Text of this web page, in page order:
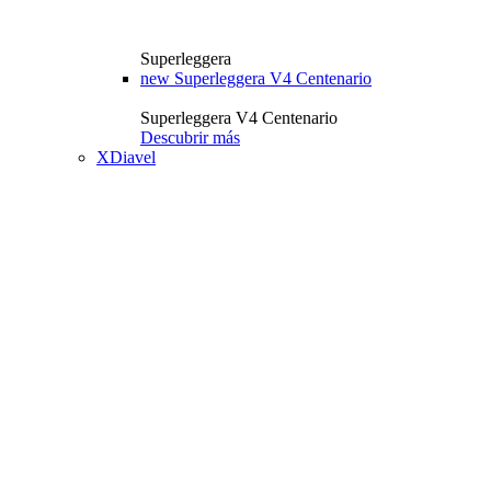
Superleggera
new Superleggera V4 Centenario
Superleggera V4 Centenario
Descubrir más
XDiavel